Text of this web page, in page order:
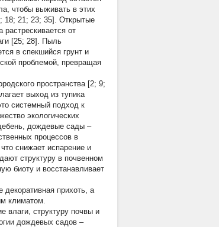
чтобы выживать в этих
18; 21; 23; 35]. Открытые
от
[25; 28]. Пыль
в спекшийся грунт и
проблемой, превращая
пространства [2; 9;
выход из тупика
системный подход к
экологических
дождевые сады –
процессов в
снижает испарение и
структуру в почвенном
биоту и восстанавливает
декоративная прихоть, а
климатом.
влаги, структуру почвы и
дождевых садов –